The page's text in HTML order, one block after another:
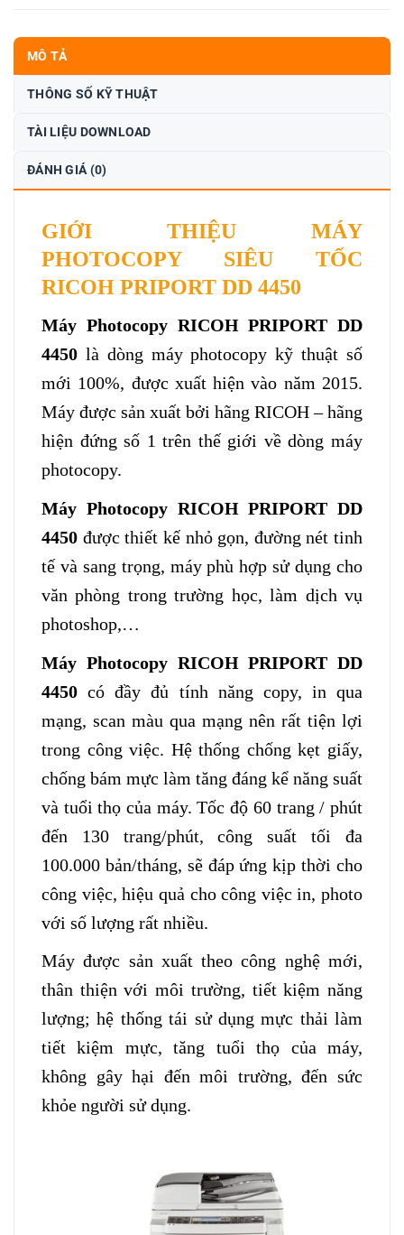
MÔ TẢ
THÔNG SỐ KỸ THUẬT
TÀI LIỆU DOWNLOAD
ĐÁNH GIÁ (0)
GIỚI THIỆU MÁY
PHOTOCOPY SIÊU TỐC
RICOH PRIPORT DD 4450
Máy Photocopy RICOH PRIPORT DD
4450 là dòng máy photocopy kỹ thuật số
mới 100%, được xuất hiện vào năm 2015.
Máy được sản xuất bởi hãng RICOH – hãng
hiện đứng số 1 trên thế giới về dòng máy
photocopy.
Máy Photocopy RICOH PRIPORT DD
4450 được thiết kế nhỏ gọn, đường nét tinh
tế và sang trọng, máy phù hợp sử dụng cho
văn phòng trong trường học, làm dịch vụ
photoshop,…
Máy Photocopy RICOH PRIPORT DD
4450 có đầy đủ tính năng copy, in qua
mạng, scan màu qua mạng nên rất tiện lợi
trong công việc. Hệ thống chống kẹt giấy,
chống bám mực làm tăng đáng kể năng suất
và tuổi thọ của máy. Tốc độ 60 trang / phút
đến 130 trang/phút, công suất tối đa
100.000 bản/tháng, sẽ đáp ứng kịp thời cho
công việc, hiệu quả cho công việc in, photo
với số lượng rất nhiều.
Máy được sản xuất theo công nghệ mới,
thân thiện với môi trường, tiết kiệm năng
lượng; hệ thống tái sử dụng mực thải làm
tiết kiệm mực, tăng tuổi thọ của máy,
không gây hại đến môi trường, đến sức
khỏe người sử dụng.